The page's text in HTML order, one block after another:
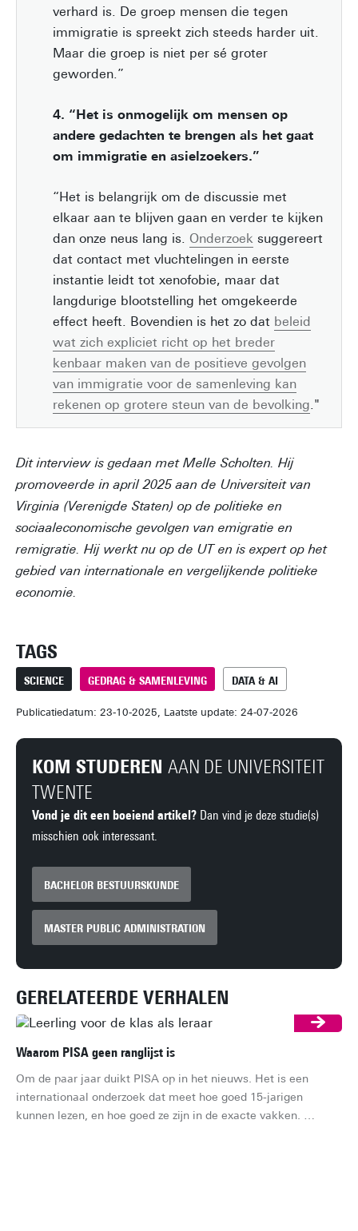
verhard is. De groep mensen die tegen
immigratie is spreekt zich steeds harder uit.
Maar die groep is niet per sé groter
geworden.”
4. “Het is onmogelijk om mensen op
andere gedachten te brengen als het gaat
om immigratie en asielzoekers.”
“Het is belangrijk om de discussie met
elkaar aan te blijven gaan en verder te kijken
dan onze neus lang is. Onderzoek suggereert
dat contact met vluchtelingen in eerste
instantie leidt tot xenofobie, maar dat
langdurige blootstelling het omgekeerde
effect heeft. Bovendien is het zo dat beleid
wat zich expliciet richt op het breder
kenbaar maken van de positieve gevolgen
van immigratie voor de samenleving kan
rekenen op grotere steun van de bevolking."
Dit interview is gedaan met Melle Scholten. Hij
promoveerde in april 2025 aan de Universiteit van
Virginia (Verenigde Staten) op de politieke en
sociaaleconomische gevolgen van emigratie en
remigratie. Hij werkt nu op de UT en is expert op het
gebied van internationale en vergelijkende politieke
economie.
TAGS
SCIENCE GEDRAG & SAMENLEVING DATA & AI
Publicatiedatum: 23-10-2025, Laatste update: 24-07-2026
KOM STUDEREN AAN DE UNIVERSITEIT
TWENTE
Vond je dit een boeiend artikel? Dan vind je deze studie(s)
misschien ook interessant.
BACHELOR BESTUURSKUNDE
MASTER PUBLIC ADMINISTRATION
GERELATEERDE VERHALEN
Waarom PISA geen ranglijst is
Om de paar jaar duikt PISA op in het nieuws. Het is een
internationaal onderzoek dat meet hoe goed 15-jarigen
kunnen lezen, en hoe goed ze zijn in de exacte vakken.